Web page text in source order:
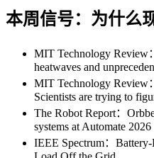
本周信号：为什么
MIT Technology Review
heatwaves and
MIT Technology Review
Scientists are trying to
The Robot Report：
systems at Automate 2026
IEEE Spectrum：